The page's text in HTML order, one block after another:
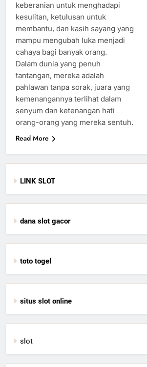
keberanian untuk menghadapi
kesulitan, ketulusan untuk
membantu, dan kasih sayang yang
mampu mengubah luka menjadi
cahaya bagi banyak orang.
Dalam dunia yang penuh
tantangan, mereka adalah
pahlawan tanpa sorak, juara yang
kemenangannya terlihat dalam
senyum dan ketenangan hati
orang-orang yang mereka sentuh.
Read More
LINK SLOT
dana slot gacor
toto togel
situs slot online
slot